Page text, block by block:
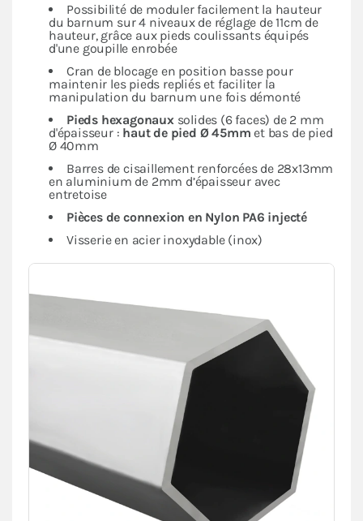
Possibilité de moduler facilement la hauteur
du barnum sur 4 niveaux de réglage de 11cm de
hauteur, grâce aux pieds coulissants équipés
d'une goupille enrobée
Cran de blocage en position basse pour
maintenir les pieds repliés et faciliter la
manipulation du barnum une fois démonté
Pieds hexagonauxsolides (6 faces) de 2 mm
d'épaisseur : haut de pied Ø 45mm et bas de pied
Ø 40mm
Barres de cisaillement renforcées de 28x13mm
en aluminium de 2mm d’épaisseur avec
entretoise
Pièces de connexion en Nylon PA6 injecté
Visserie en acier inoxydable (inox)